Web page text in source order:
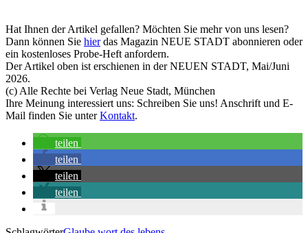
Hat Ihnen der Artikel gefallen? Möchten Sie mehr von uns lesen?
Dann können Sie hierdas Magazin NEUE STADT abonnieren oder
ein kostenloses Probe-Heft anfordern.
Der Artikel oben ist erschienen in der NEUEN STADT, Mai/Juni
2026.
(c) Alle Rechte bei Verlag Neue Stadt, München
Ihre Meinung interessiert uns: Schreiben Sie uns! Anschrift und E-
Mail finden Sie unterKontakt.
teilen
teilen
teilen
teilen